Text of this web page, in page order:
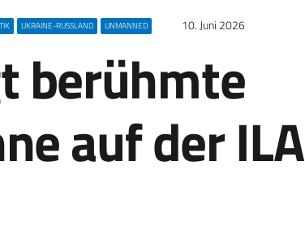
UKRAINE-RUSSLAND UNMANNED 10. Juni 2026
berühmte
auf der ILA